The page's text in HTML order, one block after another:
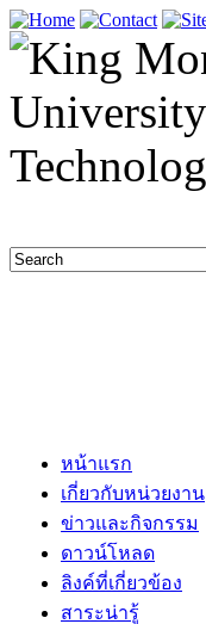
หน้าแรก
เกี่ยวกับหน่วยงาน
ข่าวและกิจกรรม
ดาวน์โหลด
ลิงค์ที่เกี่ยวข้อง
สาระน่ารู้